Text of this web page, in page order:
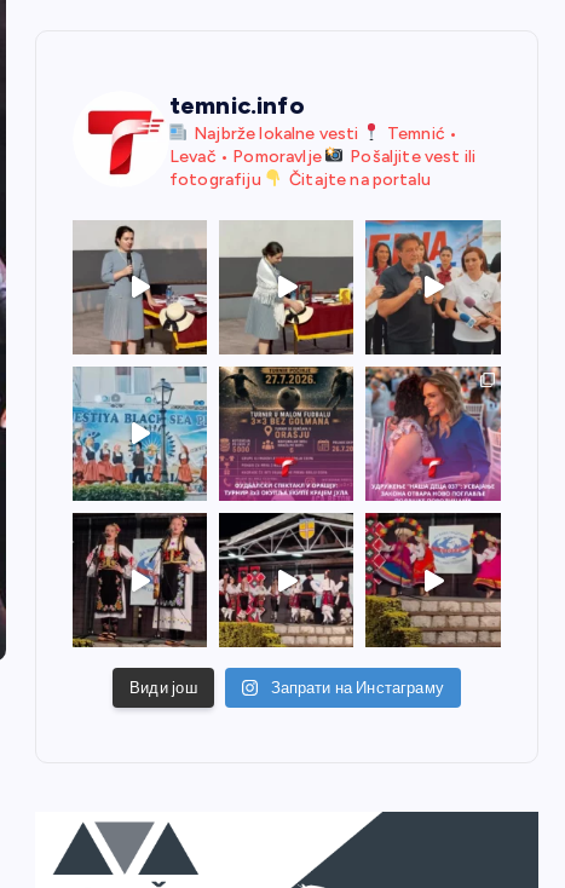
temnic.info
Najbrže lokalne vesti
Temnić •
Levač • Pomoravlje
Pošaljite vest ili
fotografiju
Čitajte na portalu
Види још Запрати на Инстаграму